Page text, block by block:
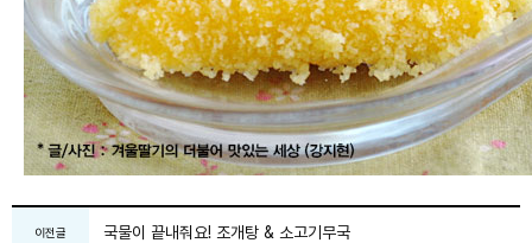
이전글 국물이 끝내줘요! 조개탕 & 소고기무국